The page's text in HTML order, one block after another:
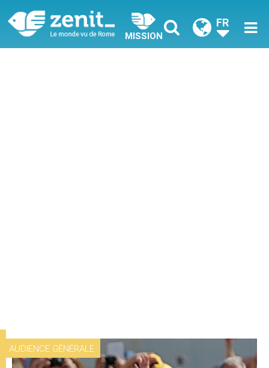
MISSION
FR
AUDIENCE GÉNÉRALE